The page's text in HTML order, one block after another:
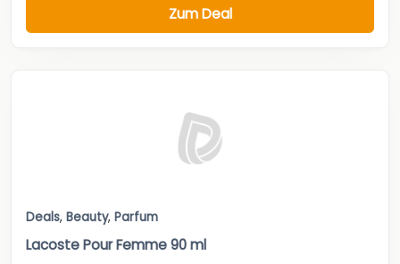
Zum Deal
Deals, Beauty, Parfum
Lacoste Pour Femme 90 ml